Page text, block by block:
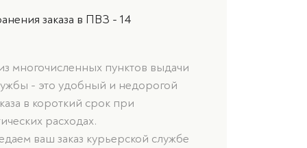
заказа в ПВЗ - 14
многочисленных пунктов выдачи
- это удобный и недорогой
в короткий срок при
расходах.
ваш заказ курьерской службе